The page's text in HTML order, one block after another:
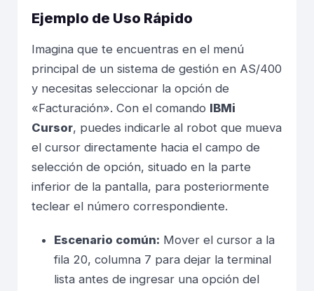
Ejemplo de Uso Rápido
Imagina que te encuentras en el menú
principal de un sistema de gestión en AS/400
y necesitas seleccionar la opción de
«Facturación». Con el comando IBMi
Cursor, puedes indicarle al robot que mueva
el cursor directamente hacia el campo de
selección de opción, situado en la parte
inferior de la pantalla, para posteriormente
teclear el número correspondiente.
Escenario común: Mover el cursor a la
fila 20, columna 7 para dejar la terminal
lista antes de ingresar una opción del